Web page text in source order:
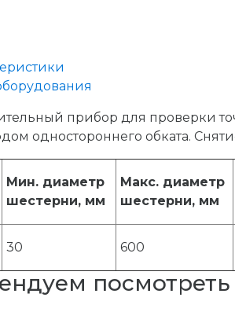
прибор для проверки
одностороннего обката.
Мин. диаметр
шестерни, мм
Макс. диаметр
шестерни, мм
30 600
посмотреть